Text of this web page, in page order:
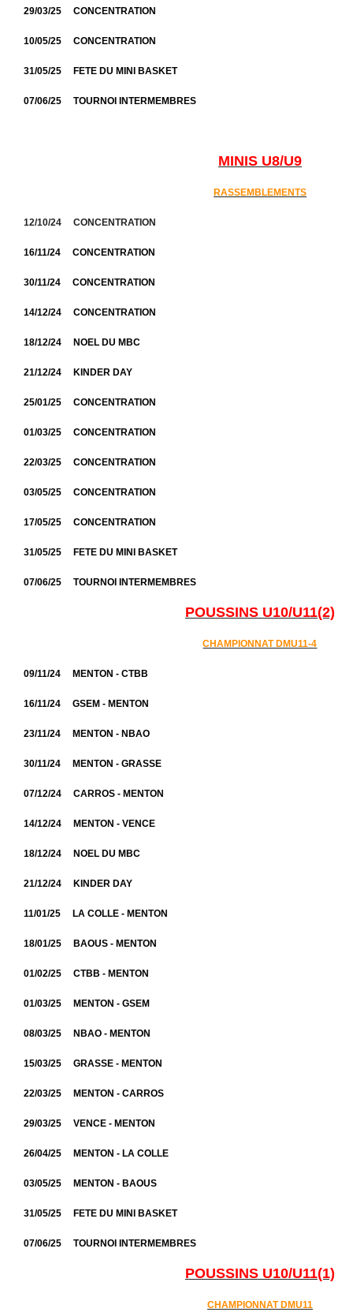
29/03/25 CONCENTRATION
10/05/25 CONCENTRATION
31/05/25 FETE DU MINI BASKET
07/06/25 TOURNOI INTERMEMBRES
MINIS U8/U9
RASSEMBLEMENTS
12/10/24 CONCENTRATION
16/11/24 CONCENTRATION
30/11/24 CONCENTRATION
14/12/24 CONCENTRATION
18/12/24 NOEL DU MBC
21/12/24 KINDER DAY
25/01/25 CONCENTRATION
01/03/25 CONCENTRATION
22/03/25 CONCENTRATION
03/05/25 CONCENTRATION
17/05/25 CONCENTRATION
31/05/25 FETE DU MINI BASKET
07/06/25 TOURNOI INTERMEMBRES
POUSSINS U10/U11(2)
CHAMPIONNAT DMU11-4
09/11/24 MENTON - CTBB
16/11/24 GSEM - MENTON
23/11/24 MENTON - NBAO
30/11/24 MENTON - GRASSE
07/12/24 CARROS - MENTON
14/12/24 MENTON - VENCE
18/12/24 NOEL DU MBC
21/12/24 KINDER DAY
11/01/25 LA COLLE - MENTON
18/01/25 BAOUS - MENTON
01/02/25 CTBB - MENTON
01/03/25 MENTON - GSEM
08/03/25 NBAO - MENTON
15/03/25 GRASSE - MENTON
22/03/25 MENTON - CARROS
29/03/25 VENCE - MENTON
26/04/25 MENTON - LA COLLE
03/05/25 MENTON - BAOUS
31/05/25 FETE DU MINI BASKET
07/06/25 TOURNOI INTERMEMBRES
POUSSINS U10/U11(1)
CHAMPIONNAT DMU11